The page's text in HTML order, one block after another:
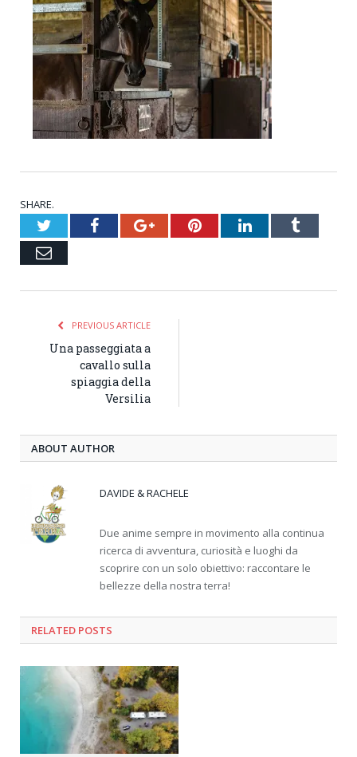
SHARE.
TwitterFacebookGoogle+PinterestLinkedInTumblr
Email
PREVIOUS ARTICLE
Una passeggiata a
cavallo sulla
spiaggia della
Versilia
ABOUT AUTHOR
DAVIDE & RACHELE
Due anime sempre in movimento alla continua
ricerca di avventura, curiosità e luoghi da
scoprire con un solo obiettivo: raccontare le
bellezze della nostra terra!
RELATED POSTS